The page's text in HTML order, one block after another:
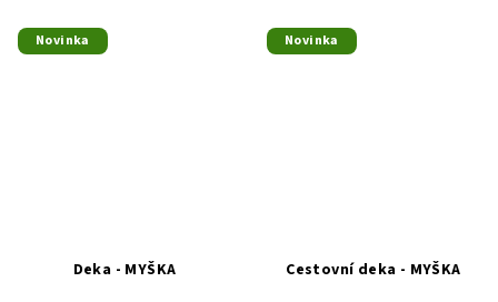
Novinka
Deka - MYŠKA
Novinka
Cestovní deka - MYŠKA